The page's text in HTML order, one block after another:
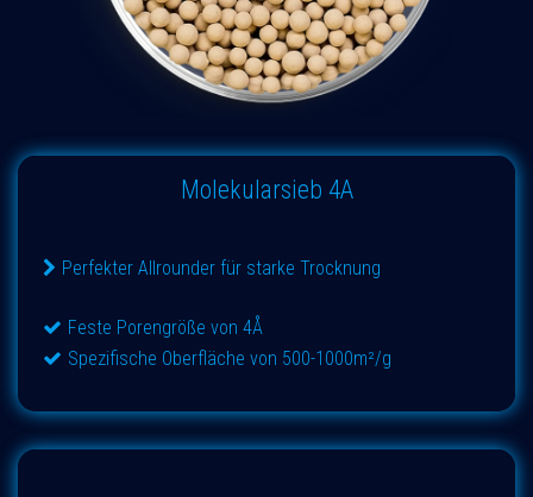
Molekularsieb 4A
Perfekter Allrounder für starke Trocknung
Feste Porengröße von 4Å
Spezifische Oberfläche von 500-1000m²/g